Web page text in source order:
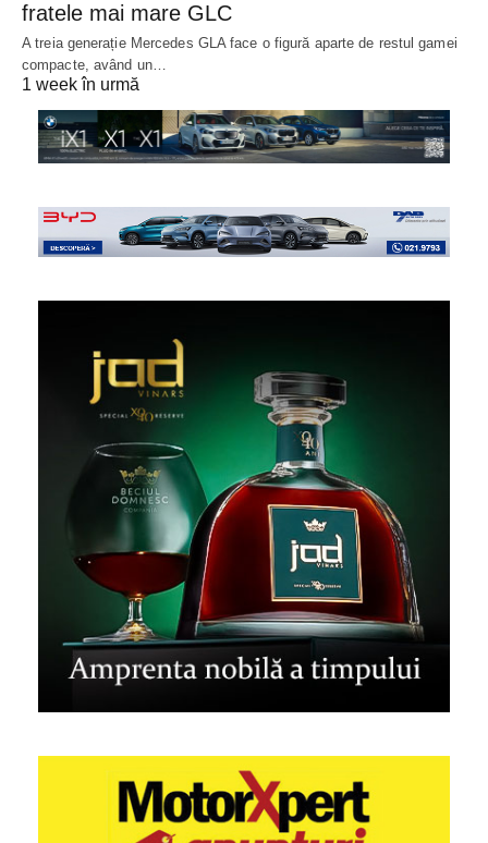
fratele mai mare GLC
A treia generație Mercedes GLA face o figură aparte de restul gamei
compacte, având un…
1 week în urmă